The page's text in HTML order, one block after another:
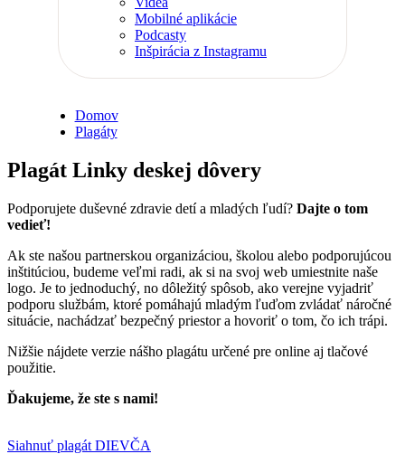
Mobilné aplikácie
Podcasty
Inšpirácia z Instagramu
Domov
Plagáty
Plagát Linky deskej dôvery
Podporujete duševné zdravie detí a mladých ľudí? Dajte o tom
vedieť!
Ak ste našou partnerskou organizáciou, školou alebo podporujúcou
inštitúciou, budeme veľmi radi, ak si na svoj web umiestnite naše
logo. Je to jednoduchý, no dôležitý spôsob, ako verejne vyjadriť
podporu službám, ktoré pomáhajú mladým ľuďom zvládať náročné
situácie, nachádzať bezpečný priestor a hovoriť o tom, čo ich trápi.
Nižšie nájdete verzie nášho plagátu určené pre online aj tlačové
použitie.
Ďakujeme, že ste s nami!
Siahnuť plagát DIEVČA